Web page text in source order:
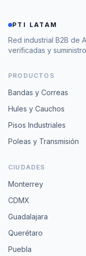
PTI LATAM
Red industrial B2B de
verificadas y
PRODUCTOS
Bandas y Correas
Hules y Cauchos
Pisos Industriales
Poleas y Transmisión
CIUDADES
Monterrey
CDMX
Guadalajara
Querétaro
Puebla